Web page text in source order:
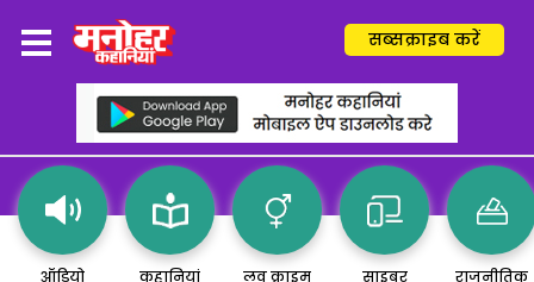
सब्सक्राइब करें
ऑडियो कहानियां लव क्राइम साइबर राजनीतिक